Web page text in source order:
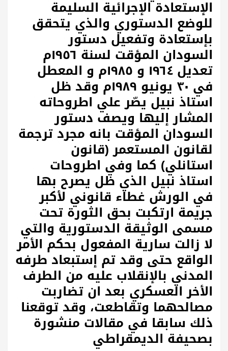
الإستعادة الإجرائية السليمة
للوضع الدستوري والذي يتحقق
بإستعادة وتفعيل دستور
السودان المؤقت لسنة ١٩٥٦م
تعديل ١٩٦٤ و ١٩٨٥م و المعطل
في ٣٠ يونيو ١٩٨٩م وقد ظل
استاذ نبيل يصّر علي اطروحاته
المشار إليها ويصف دستور
السودان المؤقت بانه مجرد ترجمة
لقانون المستعمر (قانون
استانلي) كما وفي اطروحات
استاذ نبيل الذي ظل يصرح بها
في الورش غطاء قانوني لأكبر
جريمة ارتكبت بحق الثورة تحت
مسمى الوثيقة الدستورية والتي
لا زالت سارية المفعول بحكم الأمر
الواقع حتى وقد تم إستبعاد طرفه
المدني بالإنقلاب عليه من الطرف
الأخر العسكري بعد ان تضاربت
مصالحهما وتقاطعت، وقد توقعنا
ذلك سابقا في مقالات منشورة
بصحيفة الديمقراطي